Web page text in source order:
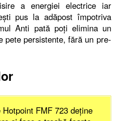
a energiei electrice iar
pus la adăpost împotriva
Anti pată poţi elimina un
pete persistente, fără un pre-
FMF 723 deţine